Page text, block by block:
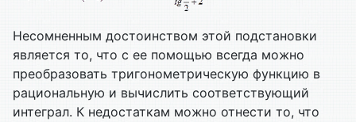
Несомненным достоинством этой подстановки
является то, что с ее помощью всегда можно
преобразовать тригонометрическую функцию в
рациональную и вычислить соответствующий
интеграл. К недостаткам можно отнести то, что